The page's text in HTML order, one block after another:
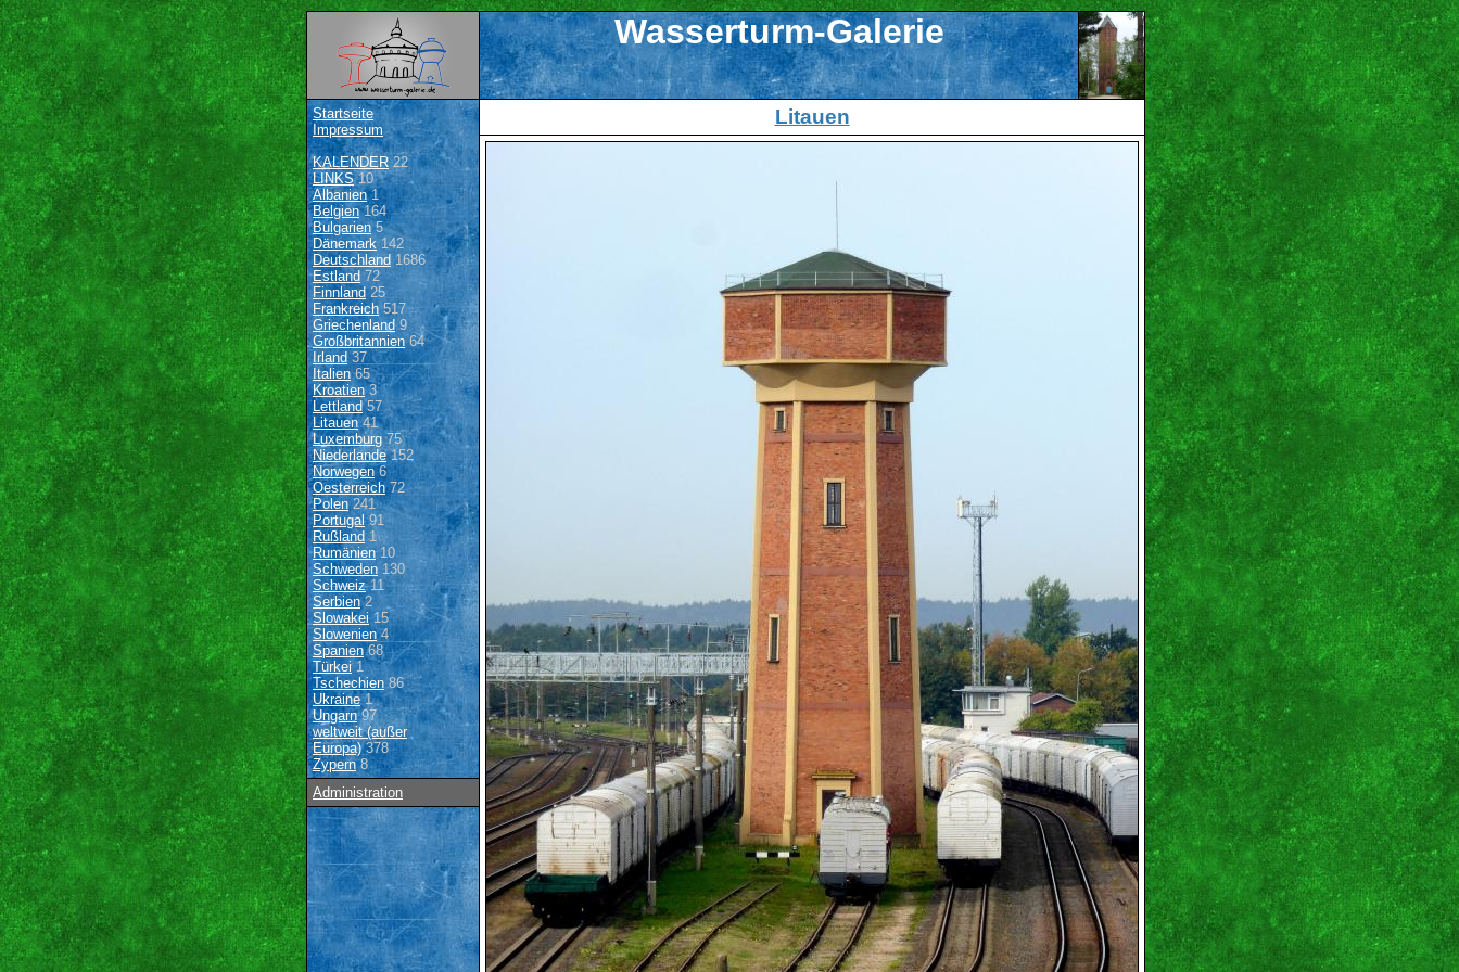
Wasserturm-Galerie
Startseite
Impressum
KALENDER22
LINKS10
Albanien1
Belgien164
Bulgarien 5
Dänemark142
Deutschland 1686
Estland 72
Finnland 25
Frankreich517
Griechenland9
Großbritannien64
Irland 37
Italien65
Kroatien3
Lettland57
Litauen41
Luxemburg 75
Niederlande152
Norwegen6
Oesterreich72
Polen 241
Portugal91
Rußland 1
Rumänien10
Schweden 130
Schweiz11
Serbien2
Slowakei15
Slowenien4
Spanien68
Türkei1
Tschechien 86
Ukraine1
Ungarn97
weltweit (außer
Europa)378
Zypern8
Administration
Litauen